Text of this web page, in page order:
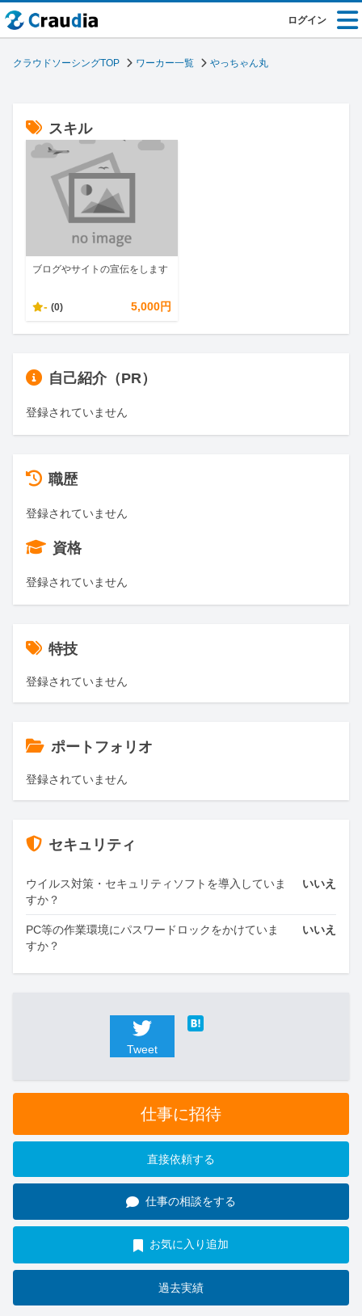
ログイン
クラウドソーシングTOP ワーカー一覧 やっちゃん丸
スキル
ブログやサイトの宣伝をします
- (0) 5,000円
自己紹介（PR）
登録されていません
職歴
登録されていません
資格
登録されていません
特技
登録されていません
ポートフォリオ
登録されていません
セキュリティ
ウイルス対策・セキュリティソフトを導入していま
すか？
いいえ
PC等の作業環境にパスワードロックをかけていま
すか？
いいえ
Tweet
仕事に招待
直接依頼する
仕事の相談をする
お気に入り追加
過去実績